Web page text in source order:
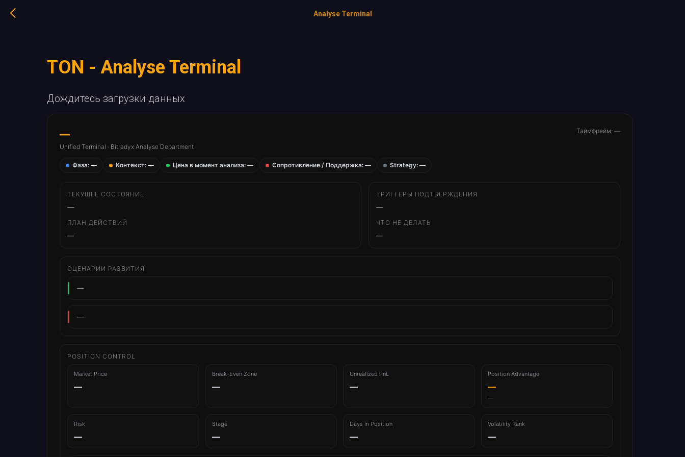
Analyse Terminal
TON - Analyse Terminal
Дождитесь загрузки данных
—
Unified Terminal · Bitradyx Analyse Department
Таймфрейм: —
Фаза: — Контекст: — Цена в момент анализа: — Сопротивление / Поддержка: — Strategy: —
ТЕКУЩЕЕ СОСТОЯНИЕ
—
ПЛАН ДЕЙСТВИЙ
—
ТРИГГЕРЫ ПОДТВЕРЖДЕНИЯ
—
ЧТО НЕ ДЕЛАТЬ
—
СЦЕНАРИИ РАЗВИТИЯ
—
—
POSITION CONTROL
Market Price
—
Break-Even Zone
—
Unrealized PnL
—
Position Advantage
—
—
Risk
—
Stage
—
Days in Position
—
Volatility Rank
—